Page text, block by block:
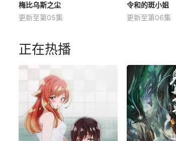
梅比乌斯之尘
更新至第05集
令和的斑小姐
更新至第06集
正在热播